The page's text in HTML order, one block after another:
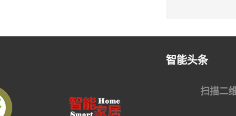
智能头条
扫描二